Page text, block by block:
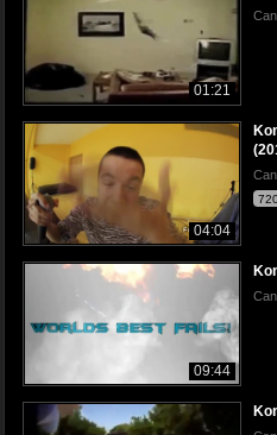
01:21
04:04
09:44